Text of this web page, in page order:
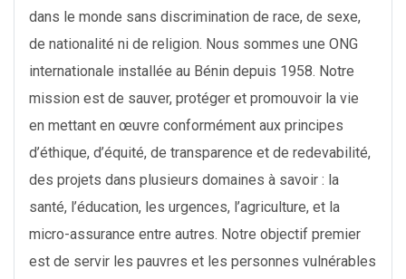
dans le monde sans discrimination de race, de sexe,
de nationalité ni de religion. Nous sommes une ONG
internationale installée au Bénin depuis 1958. Notre
mission est de sauver, protéger et promouvoir la vie
en mettant en œuvre conformément aux principes
d’éthique, d’équité, de transparence et de redevabilité,
des projets dans plusieurs domaines à savoir : la
santé, l’éducation, les urgences, l’agriculture, et la
micro-assurance entre autres. Notre objectif premier
est de servir les pauvres et les personnes vulnérables